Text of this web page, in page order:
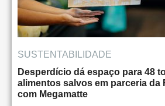
SUSTENTABILIDADE
Desperdício dá espaço para 48
alimentos salvos em parceria da
com Megamatte